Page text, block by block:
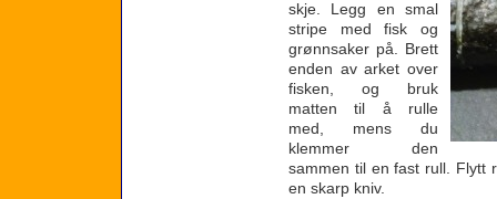
skje. Legg en smal
stripe med fisk og
grønnsaker på. Brett
enden av arket over
fisken, og bruk
matten til å rulle
med, mens du
klemmer den
sammen til en fast rull.
en skarp kniv.